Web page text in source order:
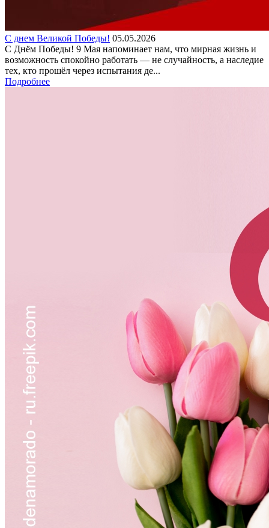
С днем Великой Победы! 05.05.2026
С Днём Победы! 9 Мая напоминает нам, что мирная жизнь и
возможность спокойно работать — не случайность, а наследие
тех, кто прошёл через испытания де...
Подробнее